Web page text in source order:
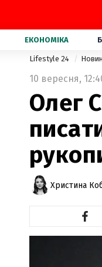
ЕКОНОМІКА
Lifestyle 24
10 вересня,
Олег
Христина